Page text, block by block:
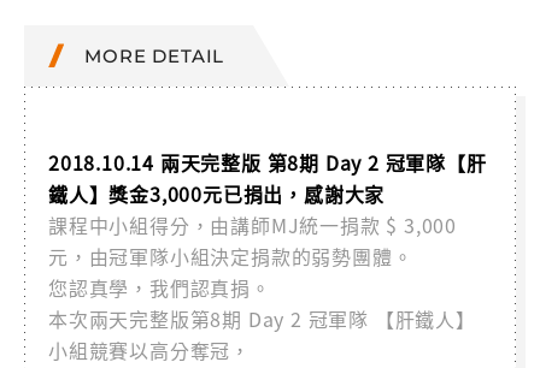
MORE DETAIL
2018.10.14 兩天完整版 第8期 Day 2 冠軍隊【肝
鐵人】獎金3,000元已捐出，感謝大家
課程中小組得分，由講師MJ統一捐款 $ 3,000
元，由冠軍隊小組決定捐款的弱勢團體。
您認真學，我們認真捐。
本次兩天完整版第8期 Day 2 冠軍隊 【肝鐵人】
小組競賽以高分奪冠，